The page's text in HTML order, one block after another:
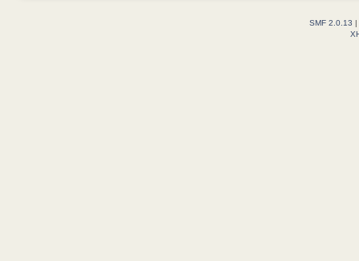
SMF 2.0.13 |